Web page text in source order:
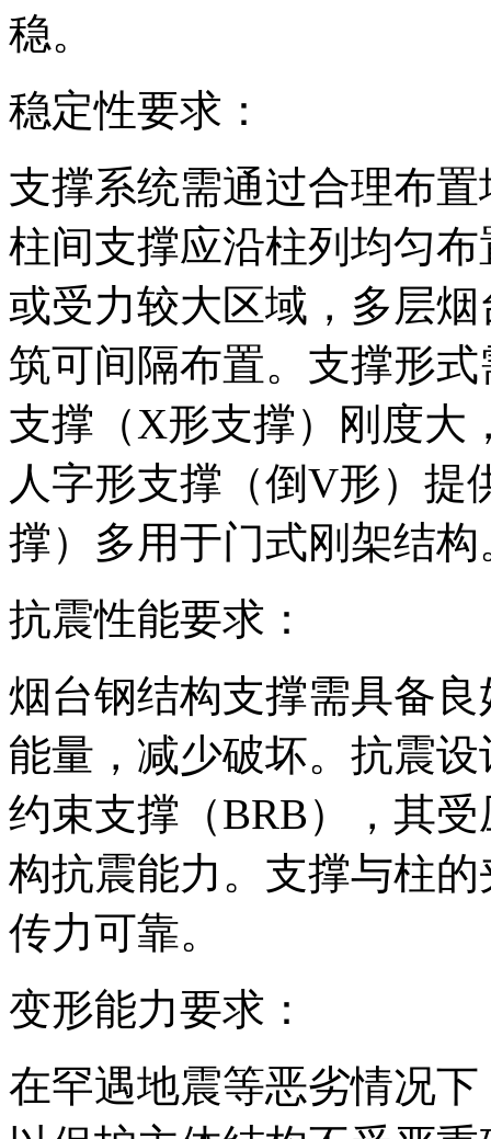
稳。
稳定性要求：
支撑系统需通过合理布
柱间支撑应沿柱列均匀
或受力较大区域，多层
筑可间隔布置。支撑形
支撑（X形支撑）刚度大
人字形支撑（倒V形）提
撑）多用于门式刚架结构
抗震性能要求：
烟台钢结构支撑需具备
能量，减少破坏。抗震
约束支撑（BRB），其
构抗震能力。支撑与柱的
传力可靠。
变形能力要求：
在罕遇地震等恶劣情况